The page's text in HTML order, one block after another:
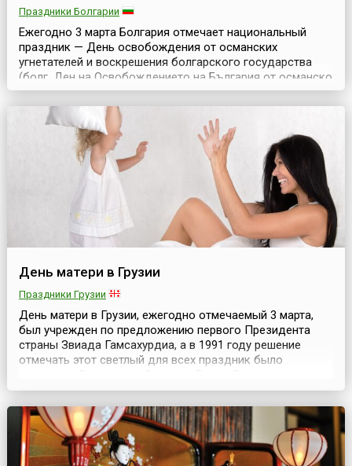
Праздники Болгарии
Ежегодно 3 марта Болгария отмечает национальный
праздник — День освобождения от османских
угнетателей и воскрешения болгарского государства
(болг. Ден на Освобождението на България от османско
иго). C 1396 по 1878 годы Болгария входила в состав
Османской империи. В результате победы России в
русско-турецкой войне 1877-1878 годов страна обрела
независимость. 3 марта 1878 года был подписан м...
День матери в Грузии
Праздники Грузии
День матери в Грузии, ежегодно отмечаемый 3 марта,
был учрежден по предложению первого Президента
страны Звиада Гамсахурдиа, а в 1991 году решение
отмечать этот светлый для всех праздник было
предполагалось, что День матери заменит
Международный женский день, по традиции
отмечаемый 8 марта. Однако, до сих пор в Грузии
отмечают оба праздника. Це...